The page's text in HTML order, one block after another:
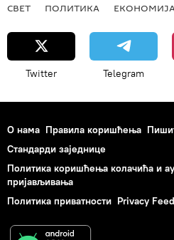
СВЕТ ПОЛИТИКА
Twitter Telegram
О нама Правила коришћења
Стандарди заједнице
Политика коришћења колачића и
пријављивања
Политика приватности Privacy